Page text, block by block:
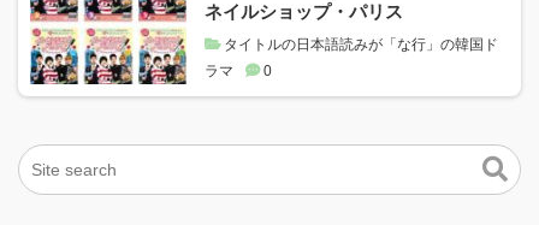
ネイルショップ・パリス
タイトルの日本語読みが「な行」の韓国ド
ラマ
0